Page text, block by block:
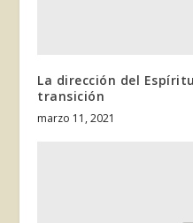
La dirección del
transición
marzo 11, 2021